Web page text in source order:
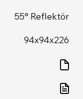
55° Reflektör
94x94x226